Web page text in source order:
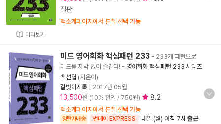
미리보기
절판
책소개페이지에서 분철 선택 가능
미드 영어회화 핵심패턴 233 - 233개 패턴으로
미드를 자막 없이 즐긴다! - 영어회화 핵심패턴 233 시리즈
백선엽 (지은이)
길벗이지톡
2017년 05월
13,500원 (10% 할인 / 750원) 8.2
책소개페이지에서 분철 선택 가능
양탄자배송 썬데이 EXPRESS 내일 (월) 아침 7시 출근